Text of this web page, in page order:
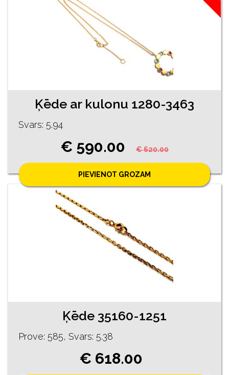
Ķēde ar kulonu 1280-3463
Svars: 5.94
€ 590.00 € 620.00
PIEVIENOT GROZAM
Ķēde 35160-1251
Prove: 585, Svars: 5.38
€ 618.00